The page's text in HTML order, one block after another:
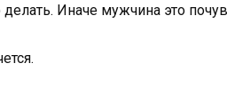
Иначе мужчина это